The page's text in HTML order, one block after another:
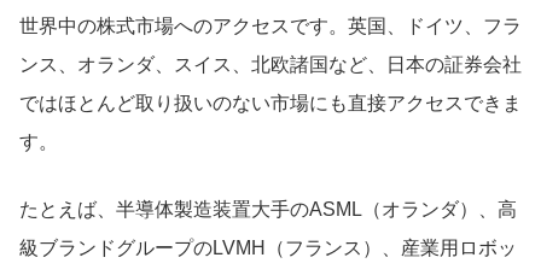
世界中の株式市場へのアクセスです。英国、ドイツ、フラ
ンス、オランダ、スイス、北欧諸国など、日本の証券会社
ではほとんど取り扱いのない市場にも直接アクセスできま
す。
たとえば、半導体製造装置大手のASML（オランダ）、高
級ブランドグループのLVMH（フランス）、産業用ロボッ